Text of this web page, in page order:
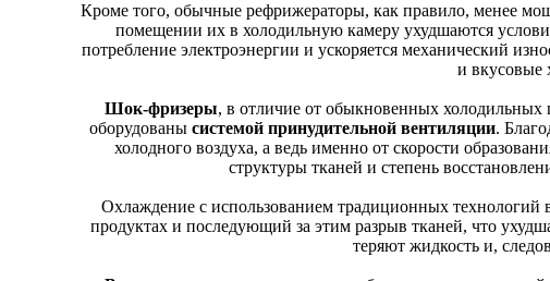
Кроме того, обычные рефрижераторы, как правило, менее
помещении их в холодильную камеру ухудшаются
потребление электроэнергии и ускоряется механический
и вкусовые
Шок-фризеры, в отличие от обыкновенных
оборудованы системой принудительной вентиляции.
холодного воздуха, а ведь именно от скорости
структуры тканей и степень
Охлаждение с использованием традиционных
продуктах и последующий за этим разрыв тканей, что
теряют жидкость и,